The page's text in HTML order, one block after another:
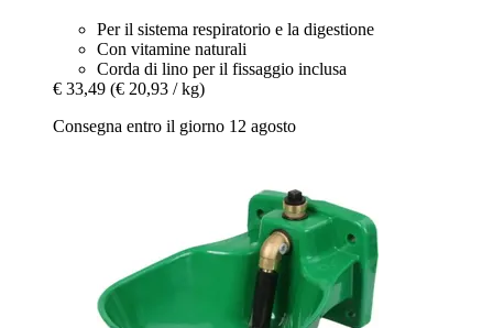
Per il sistema respiratorio e la digestione
Con vitamine naturali
Corda di lino per il fissaggio inclusa
€ 33,49 (€ 20,93 / kg)
Consegna entro il giorno 12 agosto